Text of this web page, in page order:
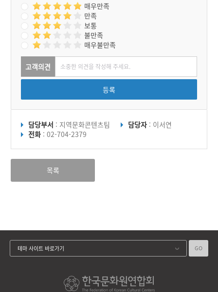
매우만족
만족
보통
불만족
매우불만족
고객의견
등록
담당부서 : 지역문화콘텐츠팀 담당자 : 이서연
전화 : 02-704-2379
목록
테마 사이트 바로가기 GO